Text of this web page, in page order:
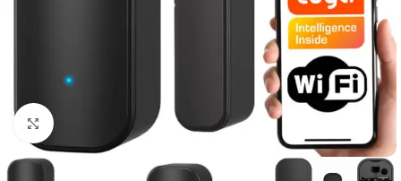
Noklikšķiniet, lai palielinātu